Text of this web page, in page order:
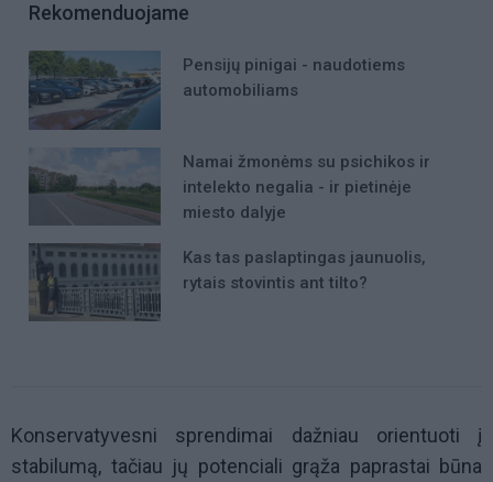
Rekomenduojame
Pensijų pinigai - naudotiems
automobiliams
Namai žmonėms su psichikos ir
intelekto negalia - ir pietinėje
miesto dalyje
Kas tas paslaptingas jaunuolis,
rytais stovintis ant tilto?
Konservatyvesni sprendimai dažniau orientuoti į
stabilumą, tačiau jų potenciali grąža paprastai būna